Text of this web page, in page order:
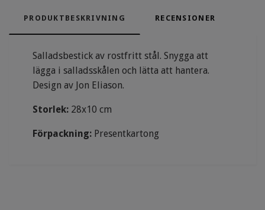
PRODUKTBESKRIVNING RECENSIONER
Salladsbestick av rostfritt stål. Snygga att
lägga i salladsskålen och lätta att hantera.
Design av Jon Eliason.
Storlek: 28x10 cm
Förpackning: Presentkartong